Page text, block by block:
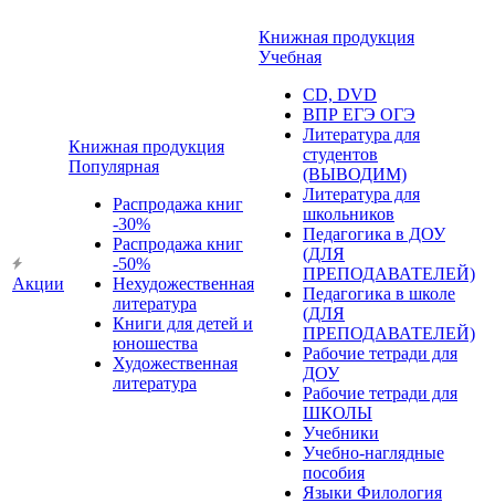
Акции
Книжная продукция
Популярная
Распродажа книг
-30%
Распродажа книг
-50%
Нехудожественная
литература
Книги для детей и
юношества
Художественная
литература
Книжная продукция
Учебная
CD, DVD
ВПР ЕГЭ ОГЭ
Литература для
студентов
(ВЫВОДИМ)
Литература для
школьников
Педагогика в ДОУ
(ДЛЯ
ПРЕПОДАВАТЕЛЕЙ)
Педагогика в школе
(ДЛЯ
ПРЕПОДАВАТЕЛЕЙ)
Рабочие тетради для
ДОУ
Рабочие тетради для
ШКОЛЫ
Учебники
Учебно-наглядные
пособия
Языки Филология